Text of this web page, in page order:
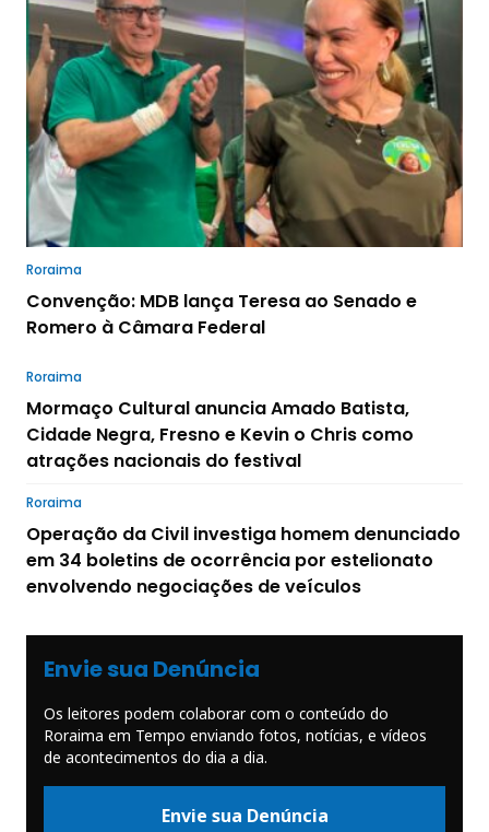
Roraima
Convenção: MDB lança Teresa ao Senado e
Romero à Câmara Federal
Roraima
Mormaço Cultural anuncia Amado Batista,
Cidade Negra, Fresno e Kevin o Chris como
atrações nacionais do festival
Roraima
Operação da Civil investiga homem denunciado
em 34 boletins de ocorrência por estelionato
envolvendo negociações de veículos
Envie sua Denúncia
Os leitores podem colaborar com o conteúdo do
Roraima em Tempo enviando fotos, notícias, e vídeos
de acontecimentos do dia a dia.
Envie sua Denúncia